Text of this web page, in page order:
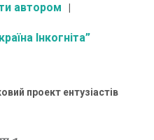
автором
Інкогніта”
проект ентузіастів